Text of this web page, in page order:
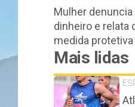
Mulher
dinheiro e relata
medida
Mais lidas